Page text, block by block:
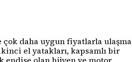
daha uygun fiyatlarla ulaşma
el yatakları, kapsamlı bir